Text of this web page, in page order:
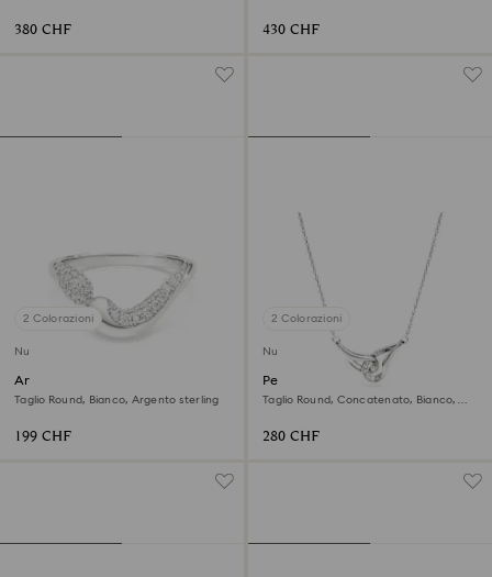
380 CHF 430 CHF
2 Colorazioni
Nuovo
Anello aperto Swarovski
Classica
Taglio Round, Bianco, Argento sterling
199 CHF
2 Colorazioni
Nuovo
Pendente Swarovski Classica
Taglio Round, Concatenato, Bianco,
280 CHF